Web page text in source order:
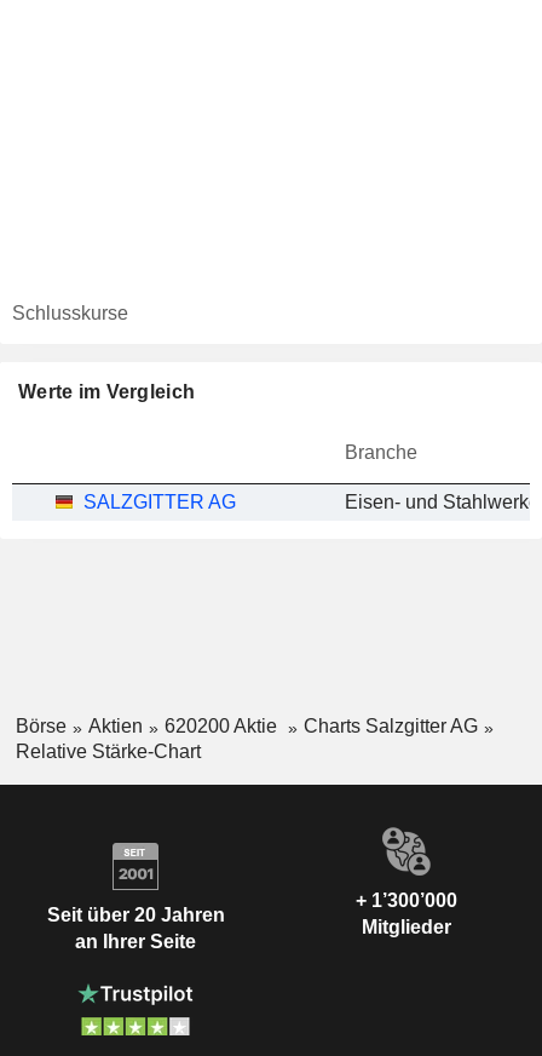
Schlusskurse
Werte im Vergleich
Branche
SALZGITTER AG
Börse Aktien 620200 Aktie
Charts Salzgitter AG
Relative Stärke-Chart
Seit über 20 Jahren
an Ihrer Seite
+ 1’300’000
Mitglieder